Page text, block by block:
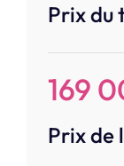
Prix du
169
Prix de